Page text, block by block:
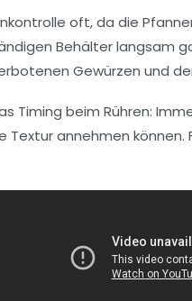
oft, da die
Behälter langsam
Gewürzen und
Timing beim Rühren:
Textur annehmen